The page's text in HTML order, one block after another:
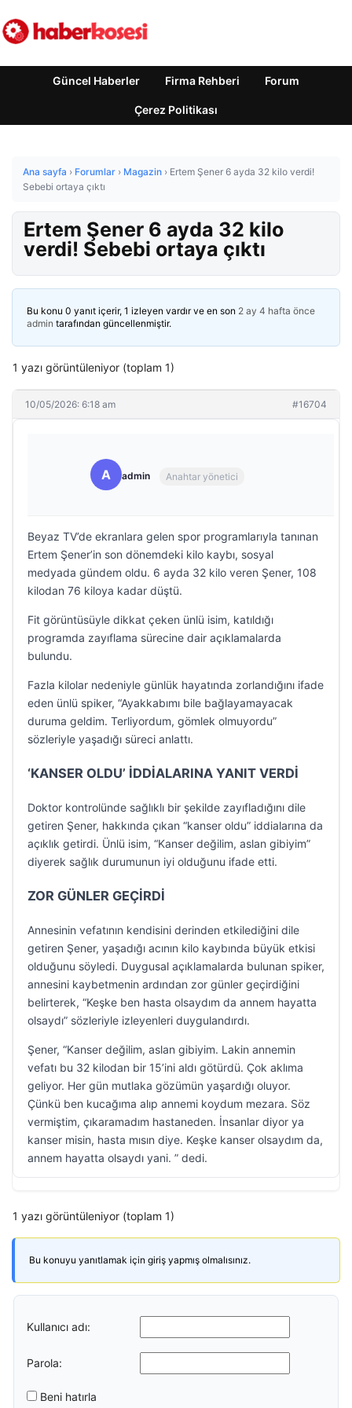
Güncel Haberler Firma Rehberi Forum
Çerez Politikası
Ana sayfa › Forumlar › Magazin › Ertem Şener 6 ayda 32 kilo verdi!
Sebebi ortaya çıktı
Ertem Şener 6 ayda 32 kilo
verdi! Sebebi ortaya çıktı
Bu konu 0 yanıt içerir, 1 izleyen vardır ve en son 2 ay 4 hafta önce
admin tarafından güncellenmiştir.
1 yazı görüntüleniyor (toplam 1)
10/05/2026: 6:18 am #16704
A admin Anahtar yönetici
Beyaz TV’de ekranlara gelen spor programlarıyla tanınan
Ertem Şener’in son dönemdeki kilo kaybı, sosyal
medyada gündem oldu. 6 ayda 32 kilo veren Şener, 108
kilodan 76 kiloya kadar düştü.
Fit görüntüsüyle dikkat çeken ünlü isim, katıldığı
programda zayıflama sürecine dair açıklamalarda
bulundu.
Fazla kilolar nedeniyle günlük hayatında zorlandığını ifade
eden ünlü spiker, “Ayakkabımı bile bağlayamayacak
duruma geldim. Terliyordum, gömlek olmuyordu”
sözleriyle yaşadığı süreci anlattı.
‘KANSER OLDU’ İDDİALARINA YANIT VERDİ
Doktor kontrolünde sağlıklı bir şekilde zayıfladığını dile
getiren Şener, hakkında çıkan “kanser oldu” iddialarına da
açıklık getirdi. Ünlü isim, “Kanser değilim, aslan gibiyim”
diyerek sağlık durumunun iyi olduğunu ifade etti.
ZOR GÜNLER GEÇİRDİ
Annesinin vefatının kendisini derinden etkilediğini dile
getiren Şener, yaşadığı acının kilo kaybında büyük etkisi
olduğunu söyledi. Duygusal açıklamalarda bulunan spiker,
annesini kaybetmenin ardından zor günler geçirdiğini
belirterek, “Keşke ben hasta olsaydım da annem hayatta
olsaydı” sözleriyle izleyenleri duygulandırdı.
Şener, “Kanser değilim, aslan gibiyim. Lakin annemin
vefatı bu 32 kilodan bir 15’ini aldı götürdü. Çok aklıma
geliyor. Her gün mutlaka gözümün yaşardığı oluyor.
Çünkü ben kucağıma alıp annemi koydum mezara. Söz
vermiştim, çıkaramadım hastaneden. İnsanlar diyor ya
kanser misin, hasta mısın diye. Keşke kanser olsaydım da,
annem hayatta olsaydı yani. ” dedi.
1 yazı görüntüleniyor (toplam 1)
Bu konuyu yanıtlamak için giriş yapmış olmalısınız.
Kullanıcı adı:
Parola:
Beni hatırla